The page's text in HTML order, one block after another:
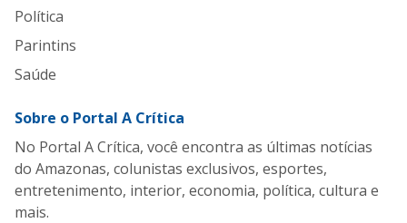
Política
Parintins
Saúde
Sobre o Portal A Crítica
No Portal A Crítica, você encontra as últimas notícias
do Amazonas, colunistas exclusivos, esportes,
entretenimento, interior, economia, política, cultura e
mais.